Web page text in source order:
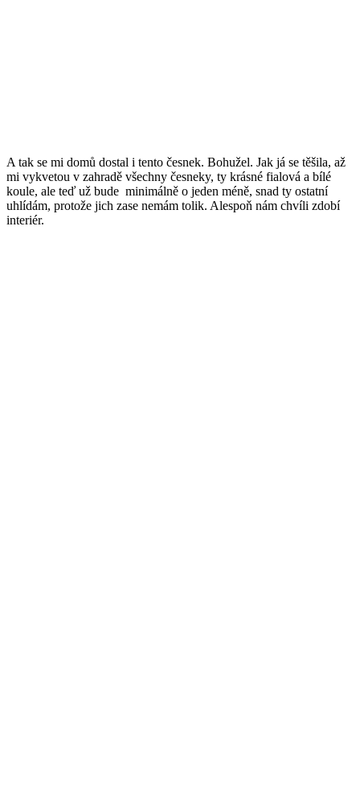
A tak se mi domů dostal i tento česnek. Bohužel. Jak já se těšila, až
mi vykvetou v zahradě všechny česneky, ty krásné fialová a bílé
koule, ale teď už bude minimálně o jeden méně, snad ty ostatní
uhlídám, protože jich zase nemám tolik. Alespoň nám chvíli zdobí
interiér.